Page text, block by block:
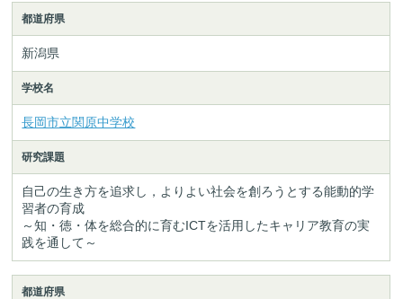
都道府県
新潟県
学校名
長岡市立関原中学校
研究課題
自己の生き方を追求し，よりよい社会を創ろうとする能動的学
習者の育成
～知・徳・体を総合的に育むICTを活用したキャリア教育の実
践を通して～
都道府県